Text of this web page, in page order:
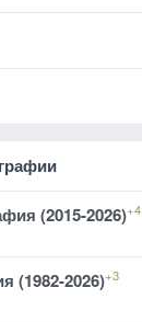
(2015-2026)+4
(1982-2026)+3